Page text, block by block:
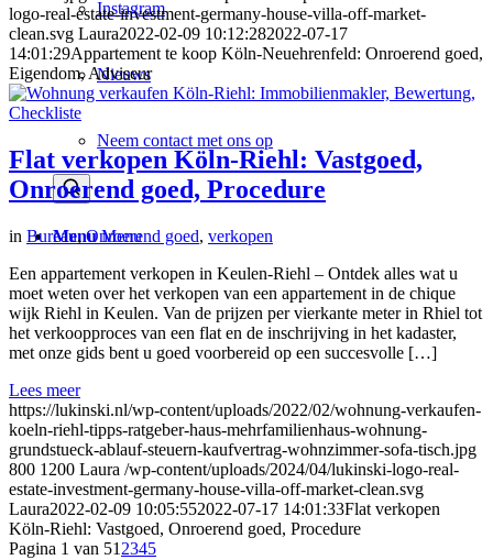
Instagram
Nieuws
Neem contact met ons op
Menu Menu
logo-real-estate-investment-germany-house-villa-off-market-
clean.svg Laura2022-02-09 10:12:282022-07-17
14:01:29Appartement te koop Köln-Neuehrenfeld: Onroerend goed,
Eigendom, Adviseur
Flat verkopen Köln-Riehl: Vastgoed,
Onroerend goed, Procedure
in Bureau,Onroerend goed, verkopen
Een appartement verkopen in Keulen-Riehl – Ontdek alles wat u
moet weten over het verkopen van een appartement in de chique
wijk Riehl in Keulen. Van de prijzen per vierkante meter in Rhiel tot
het verkoopproces van een flat en de inschrijving in het kadaster,
met onze gids bent u goed voorbereid op een succesvolle […]
Lees meer
https://lukinski.nl/wp-content/uploads/2022/02/wohnung-verkaufen-
koeln-riehl-tipps-ratgeber-haus-mehrfamilienhaus-wohnung-
grundstueck-ablauf-steuern-kaufvertrag-wohnzimmer-sofa-tisch.jpg
800 1200 Laura /wp-content/uploads/2024/04/lukinski-logo-real-
estate-investment-germany-house-villa-off-market-clean.svg
Laura2022-02-09 10:05:552022-07-17 14:01:33Flat verkopen
Köln-Riehl: Vastgoed, Onroerend goed, Procedure
Pagina 1 van 51 2345